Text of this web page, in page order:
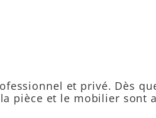
et privé. Dès
pièce et le mobilier sont